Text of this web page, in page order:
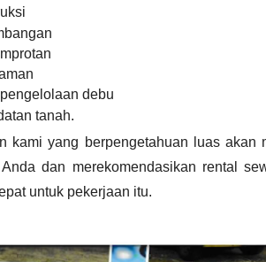
debu
tanah.
kami yang berpengetahuan luas akan
dan merekomendasikan rental
untuk pekerjaan itu.